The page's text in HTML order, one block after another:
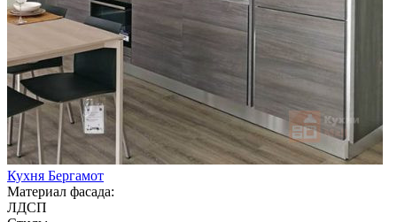
Кухня Бергамот
Материал фасада:
ЛДСП